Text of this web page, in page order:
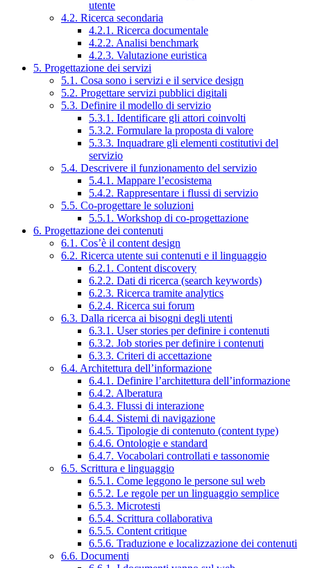
utente
4.2. Ricerca secondaria
4.2.1. Ricerca documentale
4.2.2. Analisi benchmark
4.2.3. Valutazione euristica
5. Progettazione dei servizi
5.1. Cosa sono i servizi e il service design
5.2. Progettare servizi pubblici digitali
5.3. Definire il modello di servizio
5.3.1. Identificare gli attori coinvolti
5.3.2. Formulare la proposta di valore
5.3.3. Inquadrare gli elementi costitutivi del
servizio
5.4. Descrivere il funzionamento del servizio
5.4.1. Mappare l’ecosistema
5.4.2. Rappresentare i flussi di servizio
5.5. Co-progettare le soluzioni
5.5.1. Workshop di co-progettazione
6. Progettazione dei contenuti
6.1. Cos’è il content design
6.2. Ricerca utente sui contenuti e il linguaggio
6.2.1. Content discovery
6.2.2. Dati di ricerca (search keywords)
6.2.3. Ricerca tramite analytics
6.2.4. Ricerca sui forum
6.3. Dalla ricerca ai bisogni degli utenti
6.3.1. User stories per definire i contenuti
6.3.2. Job stories per definire i contenuti
6.3.3. Criteri di accettazione
6.4. Architettura dell’informazione
6.4.1. Definire l’architettura dell’informazione
6.4.2. Alberatura
6.4.3. Flussi di interazione
6.4.4. Sistemi di navigazione
6.4.5. Tipologie di contenuto (content type)
6.4.6. Ontologie e standard
6.4.7. Vocabolari controllati e tassonomie
6.5. Scrittura e linguaggio
6.5.1. Come leggono le persone sul web
6.5.2. Le regole per un linguaggio semplice
6.5.3. Microtesti
6.5.4. Scrittura collaborativa
6.5.5. Content critique
6.5.6. Traduzione e localizzazione dei contenuti
6.6. Documenti